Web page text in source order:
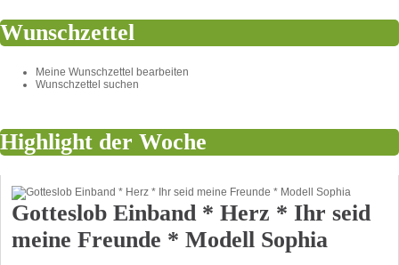
Wunschzettel
Meine Wunschzettel bearbeiten
Wunschzettel suchen
Highlight der Woche
Gotteslob Einband * Herz * Ihr seid
meine Freunde * Modell Sophia